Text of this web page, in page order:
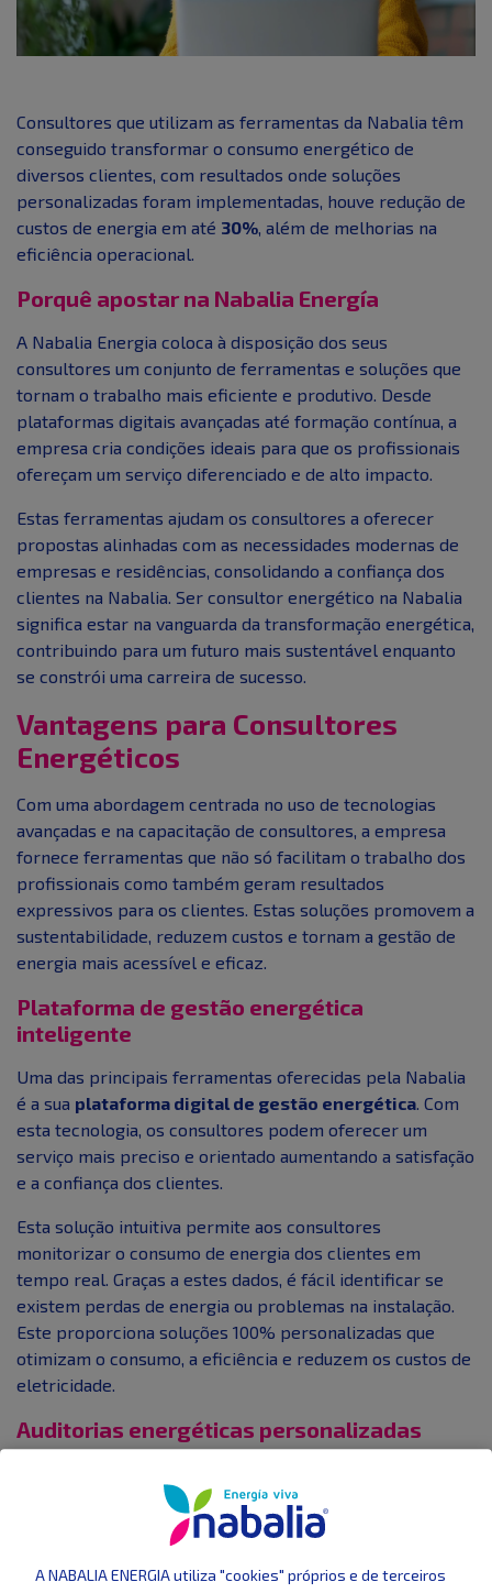
Consultores que utilizam as ferramentas da Nabalia têm
conseguido transformar o consumo energético de
diversos clientes, com resultados onde soluções
personalizadas foram implementadas, houve redução de
custos de energia em até 30% , além de melhorias na
eficiência operacional.
Porquê apostar na Nabalia Energía
A Nabalia Energia coloca à disposição dos seus
consultores um conjunto de ferramentas e soluções que
tornam o trabalho mais eficiente e produtivo. Desde
plataformas digitais avançadas até formação contínua, a
empresa cria condições ideais para que os profissionais
ofereçam um serviço diferenciado e de alto impacto.
Estas ferramentas ajudam os consultores a oferecer
propostas alinhadas com as necessidades modernas de
empresas e residências, consolidando a confiança dos
clientes na Nabalia. Ser consultor energético na Nabalia
significa estar na vanguarda da transformação energética,
contribuindo para um futuro mais sustentável enquanto
se constrói uma carreira de sucesso.
Vantagens para Consultores
Energéticos
Com uma abordagem centrada no uso de tecnologias
avançadas e na capacitação de consultores, a empresa
fornece ferramentas que não só facilitam o trabalho dos
profissionais como também geram resultados
expressivos para os clientes. Estas soluções promovem a
sustentabilidade, reduzem custos e tornam a gestão de
energia mais acessível e eficaz.
Plataforma de gestão energética
inteligente
Uma das principais ferramentas oferecidas pela Nabalia
é a sua plataforma digital de gestão energética . Com
esta tecnologia, os consultores podem oferecer um
serviço mais preciso e orientado aumentando a satisfação
e a confiança dos clientes.
Esta solução intuitiva permite aos consultores
monitorizar o consumo de energia dos clientes em
tempo real. Graças a estes dados, é fácil identificar se
existem perdas de energia ou problemas na instalação.
Este proporciona soluções 100% personalizadas que
otimizam o consumo, a eficiência e reduzem os custos de
eletricidade.
Auditorias energéticas personalizadas
auditorias energéticas completas, avaliando instalações e
equipamentos com um olhar técnico e estratégico. É por
isso que somos responsáveis por analisar os sistemas de
iluminação, equipamentos e processos operacionais.
A NABALIA ENERGIA utiliza "cookies" próprios e de terceiros